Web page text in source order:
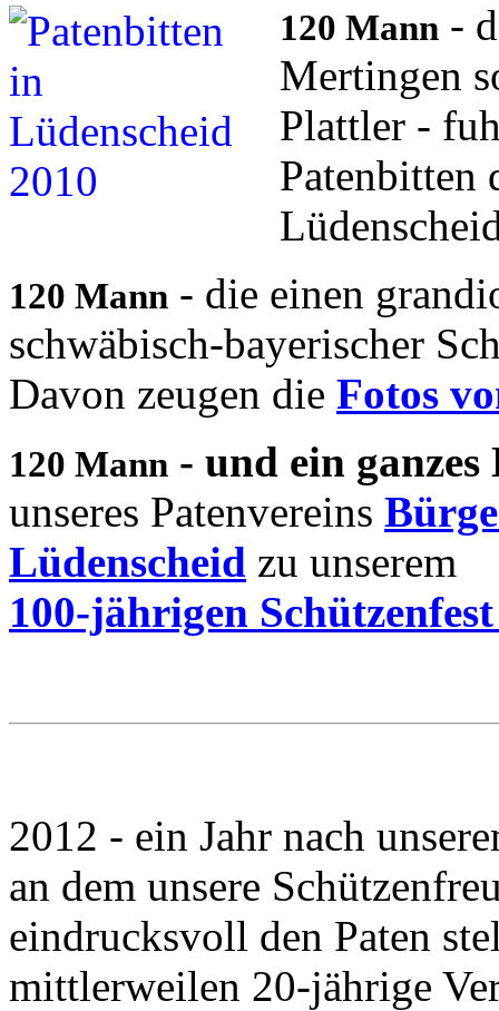
120 Mann -
Mertingen
Plattler -
Patenbitten
120 Mann - die einen
schwäbisch-bayerischer
Davon zeugen die Fotos
120 Mann - und ein ganzes
unseres Patenvereins
Lüdenscheid zu unserem
100-jährigen
2012 - ein Jahr nach
an dem unsere
eindrucksvoll den Paten
mittlerweilen 20-jährige